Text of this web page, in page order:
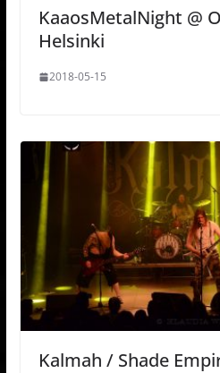
KaaosMetalNight @
Helsinki
2018-05-15
Kalmah / Shade